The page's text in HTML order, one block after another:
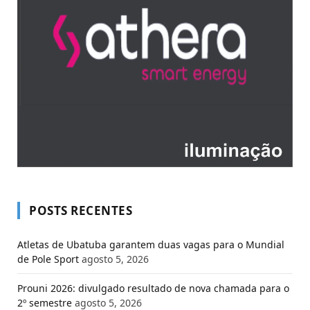
POSTS RECENTES
Atletas de Ubatuba garantem duas vagas para o Mundial
de Pole Sport agosto 5, 2026
Prouni 2026: divulgado resultado de nova chamada para o
2º semestre agosto 5, 2026